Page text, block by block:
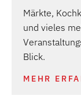
Märkte,
und vieles
Blick.
MEHR